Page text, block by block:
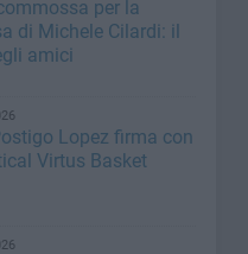
per la
di Michele Cilardi: il
amici
Lopez firma con
Virtus Basket